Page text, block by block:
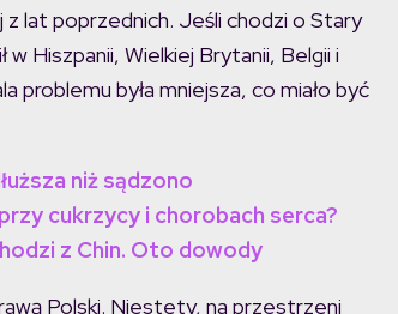
lat poprzednich. Jeśli chodzi o Stary
w Hiszpanii, Wielkiej Brytanii, Belgii i
problemu była mniejsza, co miało być
niż sądzono
cukrzycy i chorobach serca?
z Chin. Oto dowody
Polski. Niestety, na przestrzeni